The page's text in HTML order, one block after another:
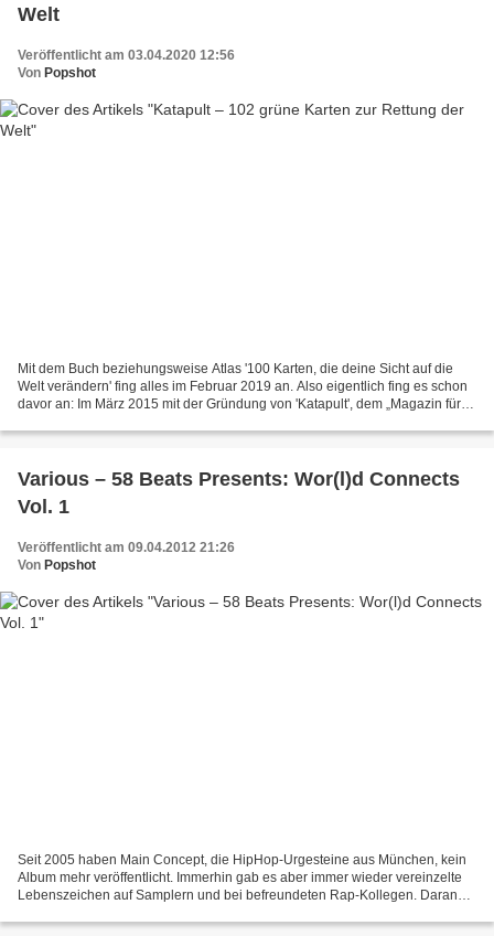
Welt
Veröffentlicht am 03.04.2020 12:56
Von Popshot
Mit dem Buch beziehungsweise Atlas '100 Karten, die deine Sicht auf die
Welt verändern' fing alles im Februar 2019 an. Also eigentlich fing es schon
davor an: Im März 2015 mit der Gründung von 'Katapult', dem „Magazin für
Various – 58 Beats Presents: Wor(l)d Connects
Vol. 1
Veröffentlicht am 09.04.2012 21:26
Von Popshot
Seit 2005 haben Main Concept, die HipHop-Urgesteine aus München, kein
Album mehr veröffentlicht. Immerhin gab es aber immer wieder vereinzelte
Lebenszeichen auf Samplern und bei befreundeten Rap-Kollegen. Daran